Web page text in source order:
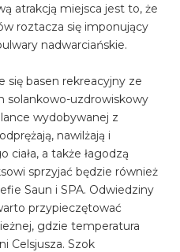
atrakcją miejsca jest to, że
roztacza się imponujący
nadwarciańskie.
się basen rekreacyjny ze
solankowo-uzdrowiskowy
wydobywanej z
nawilżają i
ciała, a także łagodzą
sprzyjać będzie również
Saun i SPA. Odwiedziny
przypieczętować
gdzie temperatura
Celsjusza. Szok